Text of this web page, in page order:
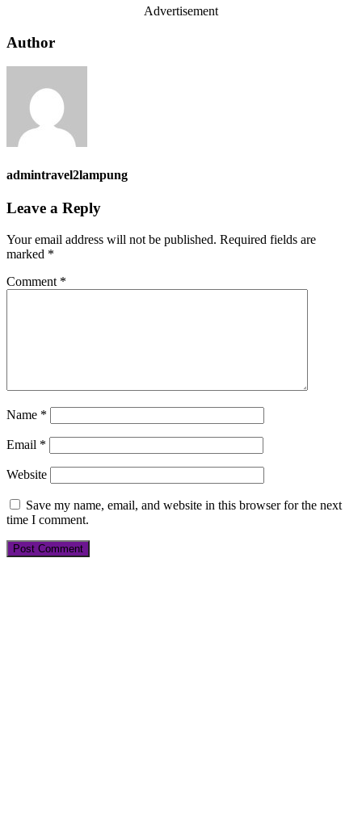
Advertisement
Author
admintravel2lampung
Leave a Reply
Your email address will not be published. Required fields are
marked *
Comment *
Name *
Email *
Website
Save my name, email, and website in this browser for the next
time I comment.